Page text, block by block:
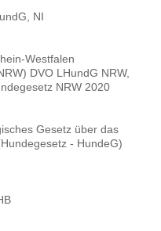
NI
Westfalen
DVO LHundG NRW,
NRW 2020
Gesetz über das
- HundeG)